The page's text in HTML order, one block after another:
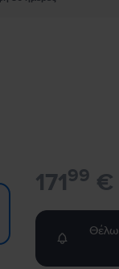
17199 €
Θέλω